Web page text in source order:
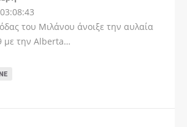
του Μιλάνου άνοιξε την αυλαία
με την Alberta…